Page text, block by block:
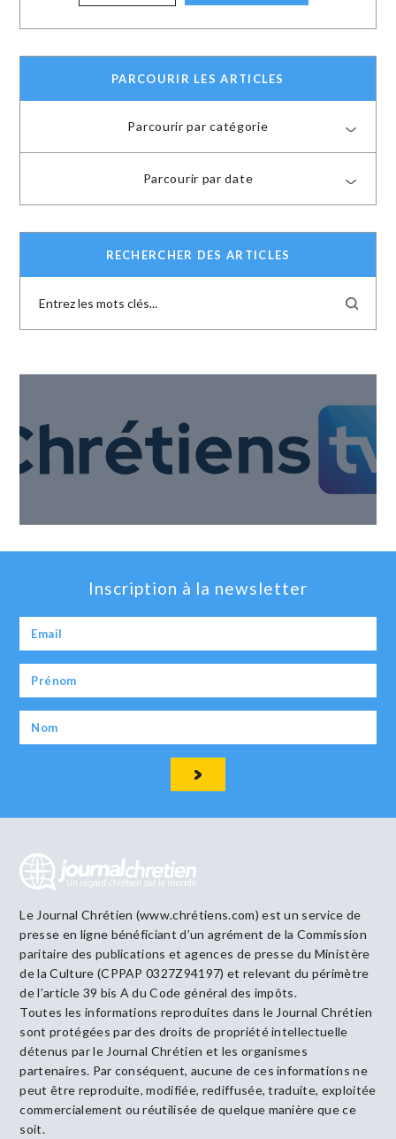
PARCOURIR LES ARTICLES
Parcourir par catégorie
Parcourir par date
RECHERCHER DES ARTICLES
Inscription à la newsletter
Le Journal Chrétien (www.chrétiens.com) est un service de
presse en ligne bénéficiant d’un agrément de la Commission
paritaire des publications et agences de presse du Ministère
de la Culture (CPPAP 0327Z94197) et relevant du périmètre
de l’article 39 bis A du Code général des impôts.
Toutes les informations reproduites dans le Journal Chrétien
sont protégées par des droits de propriété intellectuelle
détenus par le Journal Chrétien et les organismes
partenaires. Par conséquent, aucune de ces informations ne
peut être reproduite, modifiée, rediffusée, traduite, exploitée
commercialement ou réutilisée de quelque manière que ce
soit.